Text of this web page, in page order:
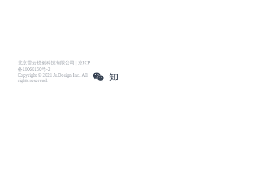
北京雪云锐创科技有限公司 | 京ICP
备16060150号-2
Copyright © 2021 Js.Design Inc. All
rights reserved.